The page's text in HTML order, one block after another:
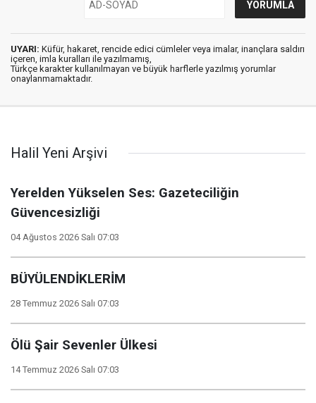
UYARI: Küfür, hakaret, rencide edici cümleler veya imalar, inançlara saldırı
içeren, imla kuralları ile yazılmamış,
Türkçe karakter kullanılmayan ve büyük harflerle yazılmış yorumlar
onaylanmamaktadır.
Halil Yeni Arşivi
Yerelden Yükselen Ses: Gazeteciliğin
Güvencesizliği
04 Ağustos 2026 Salı 07:03
BÜYÜLENDİKLERİM
28 Temmuz 2026 Salı 07:03
Ölü Şair Sevenler Ülkesi
14 Temmuz 2026 Salı 07:03